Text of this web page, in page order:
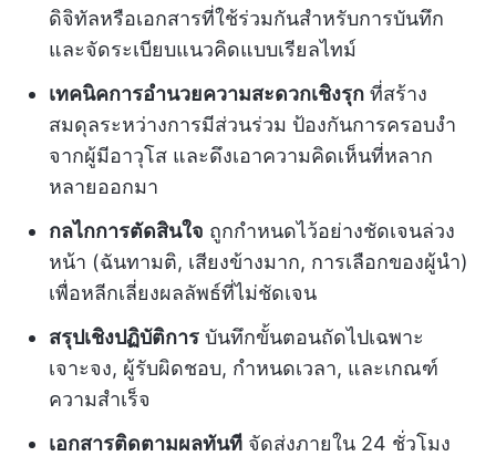
ดิจิทัลหรือเอกสารที่ใช้ร่วมกันสำหรับการบันทึก
และจัดระเบียบแนวคิดแบบเรียลไทม์
เทคนิคการอำนวยความสะดวกเชิงรุก ที่สร้าง
สมดุลระหว่างการมีส่วนร่วม ป้องกันการครอบงำ
จากผู้มีอาวุโส และดึงเอาความคิดเห็นที่หลาก
หลายออกมา
กลไกการตัดสินใจ ถูกกำหนดไว้อย่างชัดเจนล่วง
หน้า (ฉันทามติ, เสียงข้างมาก, การเลือกของผู้นำ)
เพื่อหลีกเลี่ยงผลลัพธ์ที่ไม่ชัดเจน
สรุปเชิงปฏิบัติการ บันทึกขั้นตอนถัดไปเฉพาะ
เจาะจง, ผู้รับผิดชอบ, กำหนดเวลา, และเกณฑ์
ความสำเร็จ
เอกสารติดตามผลทันที จัดส่งภายใน 24 ชั่วโมง